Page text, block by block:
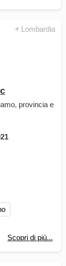
Lombardia
provincia e
Scopri di più...